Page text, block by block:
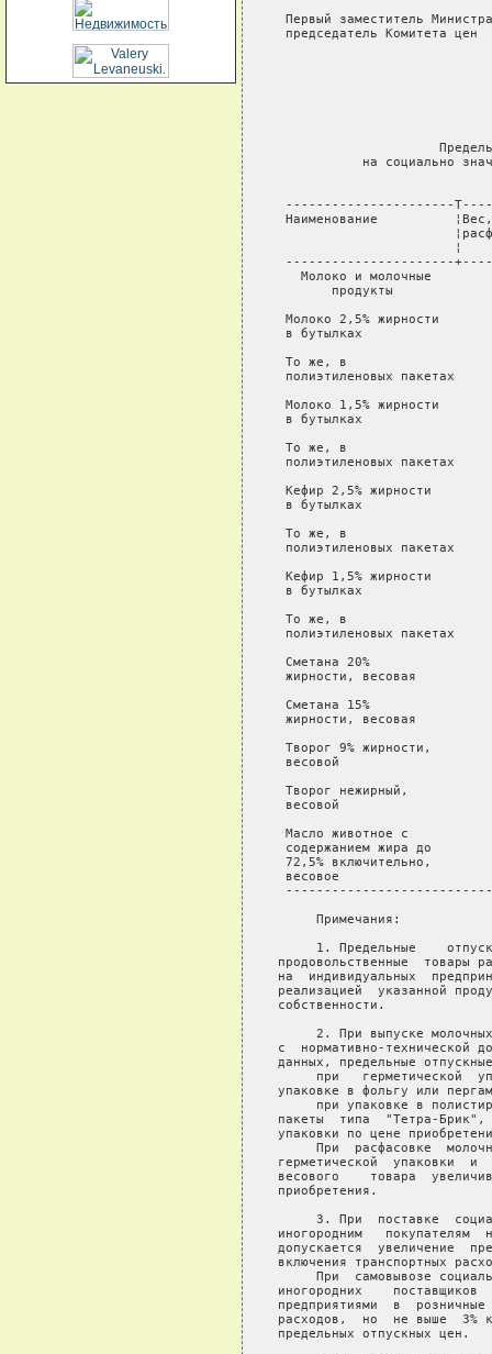
Первый заместитель
председатель
на социально
----------------------
Наименование          ¦Вес,
¦
----------------------
   Молоко и молочные
       продукты
Молоко 2,5% жирности
в бутылках
То же, в
полиэтиленовых пакетах
Молоко 1,5% жирности
в бутылках
То же, в
полиэтиленовых пакетах
Кефир 2,5% жирности
в бутылках
То же, в
полиэтиленовых пакетах
Кефир 1,5% жирности
в бутылках
То же, в
полиэтиленовых пакетах
Сметана 20%
жирности, весовая
Сметана 15%
жирности, весовая
Творог 9% жирности,
весовой
Творог нежирный,
весовой
Масло животное с
содержанием жира до
72,5% включительно,
весовое
     Примечания:
1. Предельные
продовольственные  товары
на  индивидуальных
реализацией  указанной
собственности.
2. При выпуске
с  нормативно-технической
данных, предельные
при   герметической
упаковке в фольгу или
при упаковке в
пакеты  типа  "Тетра-
упаковки по цене
При  расфасовке
герметической  упаковки  и
весового    товара
приобретения.
3. При  поставке
иногородним   покупателям
допускается  увеличение
включения транспортных
При  самовывозе
иногородних
предприятиями  в  розничные
расходов,  но  не выше  3% к
предельных отпускных цен.